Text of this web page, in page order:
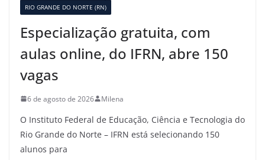
RIO GRANDE DO NORTE (RN)
Especialização gratuita, com
aulas online, do IFRN, abre 150
vagas
6 de agosto de 2026 Milena
O Instituto Federal de Educação, Ciência e Tecnologia do
Rio Grande do Norte – IFRN está selecionando 150
alunos para